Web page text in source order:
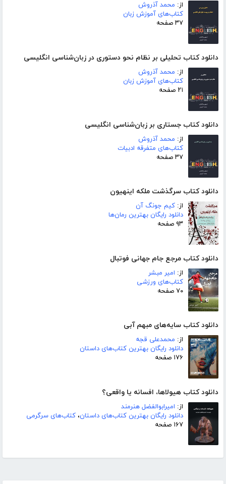
از: محمد آذروش
کتاب‌های آموزش زبان
۳۷ صفحه
دانلود کتاب تحلیلی بر نظام نحو دستوری در زبان‌شناسی انگلیسی
از: محمد آذروش
کتاب‌های آموزش زبان
۲۱ صفحه
دانلود کتاب جستاری بر زبان‌شناسی انگلیسی
از: محمد آذروش
کتاب‌های متفرقه ادبیات
۳۷ صفحه
دانلود کتاب سرگذشت ملکه اینهیون
از: کیم جونگ آن
دانلود رایگان بهترین رمان‌ها
۹۳ صفحه
دانلود کتاب مرجع جام جهانی فوتبال
از: امیر مبشر
کتاب‌های ورزشی
۷۰ صفحه
دانلود کتاب سایه‌های مبهم آبی
از: محمدعلی قجه
دانلود رایگان بهترین کتاب‌های داستان
۱۷۶ صفحه
دانلود کتاب هیولاها، افسانه یا واقعی؟
از: امیرابوالفضل هنرمند
دانلود رایگان بهترین کتاب‌های داستان، کتاب‌های سرگرمی
۱۶۷ صفحه